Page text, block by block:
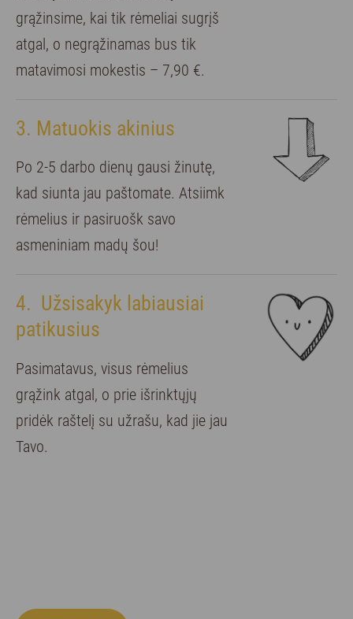
grąžinsime, kai tik rėmeliai sugrįš
atgal, o negrąžinamas bus tik
matavimosi mokestis – 7,90 €.
3. Matuokis akinius
Po 2-5 darbo dienų gausi žinutę,
kad siunta jau paštomate. Atsiimk
rėmelius ir pasiruošk savo
asmeniniam madų šou!
4. Užsisakyk labiausiai
patikusius
Pasimatavus, visus rėmelius
grąžink atgal, o prie išrinktųjų
pridėk raštelį su užrašu, kad jie jau
Tavo.